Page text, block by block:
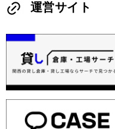
運営サイト